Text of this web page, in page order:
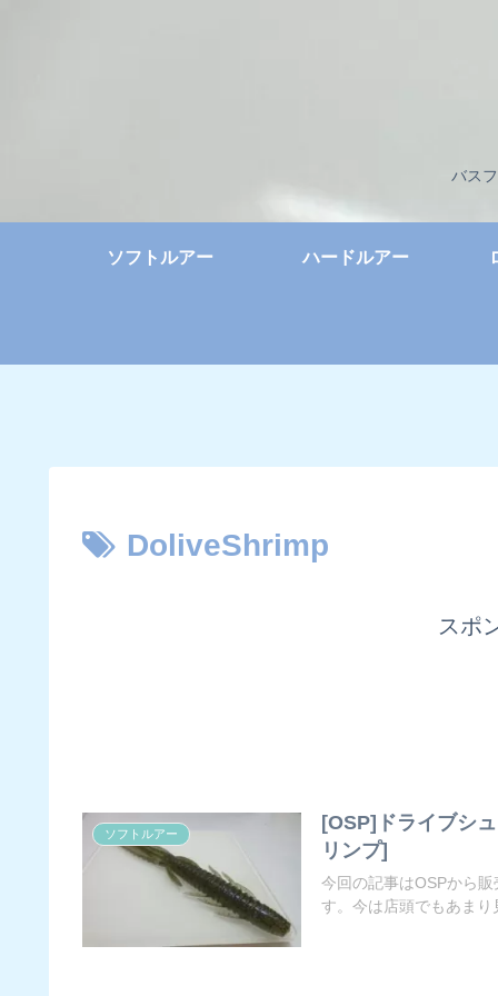
バス
ソフトルアー ハードルアー
DoliveShrimp
スポ
ソフトルアー
[OSP]ドライブシ
リンプ]
今回の記事はOSPから
す。今は店頭でもあま